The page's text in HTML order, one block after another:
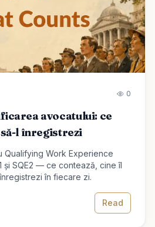
0
avocatului: ce
l înregistrezi
Qualifying Work Experience
și SQE2 — ce contează, cine îl
în fiecare zi.
Read